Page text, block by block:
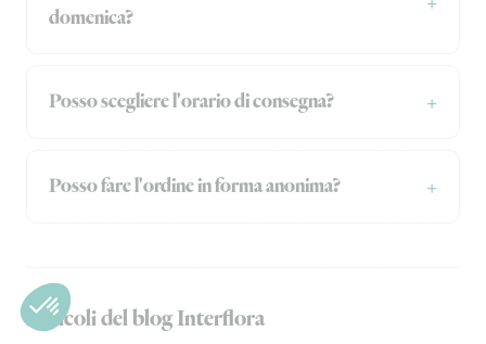
domenica?
Posso scegliere l'orario di consegna?
Posso fare l'ordine in forma anonima?
Articoli del blog Interflora